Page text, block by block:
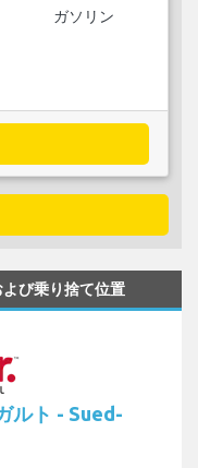
ガソリン
び乗り捨て位置
ルト - Sued-